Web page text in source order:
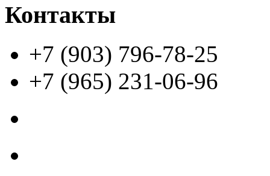
Контакты
+7 (903) 796-78-25
+7 (965) 231-06-96